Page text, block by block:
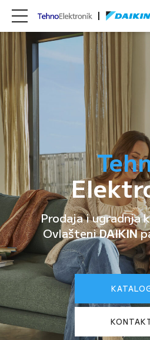
Prodaja i ugradnja
OvlašteniDAIKIN